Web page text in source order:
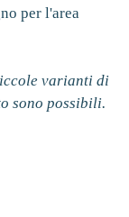
per l'area
varianti di
sono possibili.